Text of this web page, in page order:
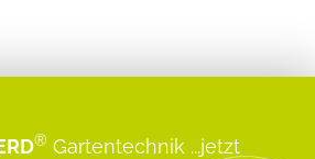
® Gartentechnik ...jetzt